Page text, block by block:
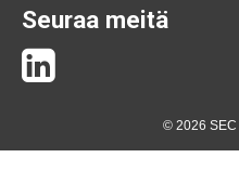
Seuraa meitä
© 2026 SEC